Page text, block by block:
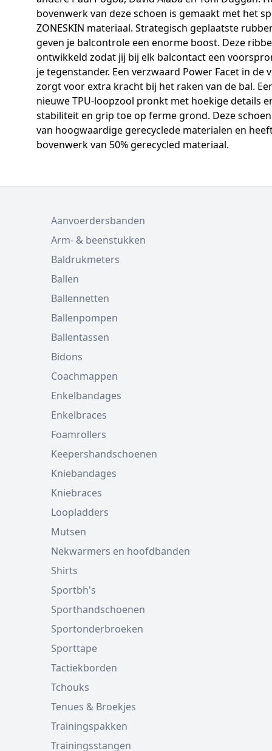
bovenwerk van deze schoen is gemaakt met het
ZONESKIN materiaal. Strategisch geplaatste
geven je balcontrole een enorme boost. Deze
ontwikkeld zodat jij bij elk balcontact een
je tegenstander. Een verzwaard Power Facet in de
zorgt voor extra kracht bij het raken van de bal.
nieuwe TPU-loopzool pronkt met hoekige details
stabiliteit en grip toe op ferme grond. Deze
van hoogwaardige gerecyclede materialen en
bovenwerk van 50% gerecycled materiaal.
Aanvoerdersbanden
Arm- & beenstukken
Baldrukmeters
Ballen
Ballennetten
Ballenpompen
Ballentassen
Bidons
Coachmappen
Enkelbandages
Enkelbraces
Foamrollers
Keepershandschoenen
Kniebandages
Kniebraces
Loopladders
Mutsen
Nekwarmers en hoofdbanden
Shirts
Sportbh's
Sporthandschoenen
Sportonderbroeken
Sporttape
Tactiekborden
Tchouks
Tenues & Broekjes
Trainingspakken
Trainingsstangen